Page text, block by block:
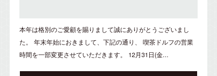
本年は格別のご愛顧を賜りまして誠にありがとうございまし
た。 年末年始におきまして、下記の通り、 喫茶ドルフの営業
時間を一部変更させていただきます。 12月31日(金...